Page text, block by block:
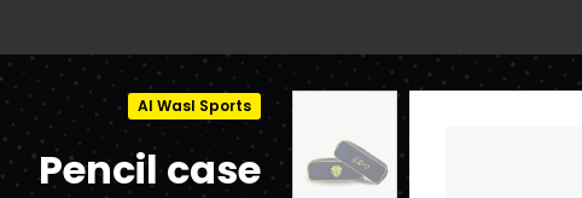
Al Wasl Sports
Pencil case